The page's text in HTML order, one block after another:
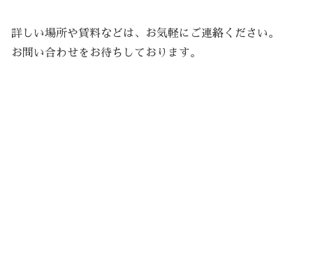
詳しい場所や賃料などは、お気軽にご連絡ください。
お問い合わせをお待ちしております。